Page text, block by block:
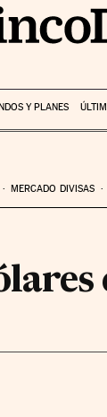
Y PLANES
MERCADO DIVISAS